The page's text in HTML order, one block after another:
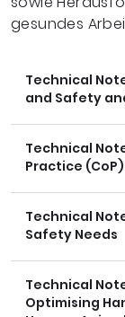
gesundes
Technical
and Safety
Technical
Practice
Technical
Safety Needs
Technical
Optimising